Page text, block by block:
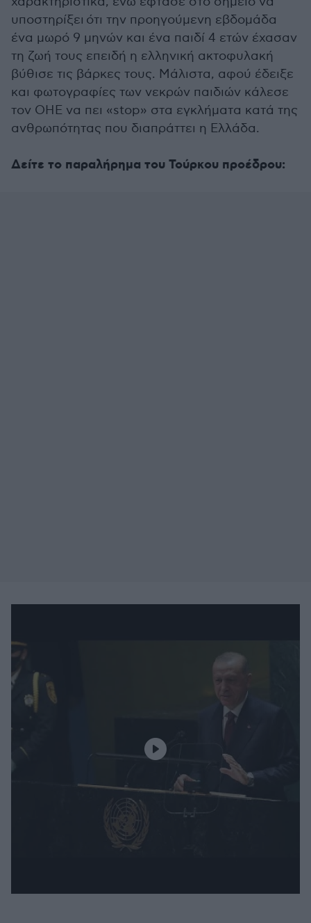
υποστηρίξει ότι την προηγούμενη εβδομάδα
ένα μωρό 9 μηνών και ένα παιδί 4 ετών έχασαν
τη ζωή τους επειδή η ελληνική ακτοφυλακή
βύθισε τις βάρκες τους. Μάλιστα, αφού έδειξε
και φωτογραφίες των νεκρών παιδιών κάλεσε
τον ΟΗΕ να πει «stop» στα εγκλήματα κατά της
ανθρωπότητας που διαπράττει η Ελλάδα.
Δείτε το παραλήρημα του Τούρκου προέδρου: